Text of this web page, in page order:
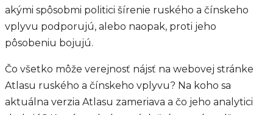
akými spôsobmi politici šírenie ruského a čínskeho
vplyvu podporujú, alebo naopak, proti jeho
pôsobeniu bojujú.
Čo všetko môže verejnosť nájsť na webovej stránke
Atlasu ruského a čínskeho vplyvu? Na koho sa
aktuálna verzia Atlasu zameriava a čo jeho analytici